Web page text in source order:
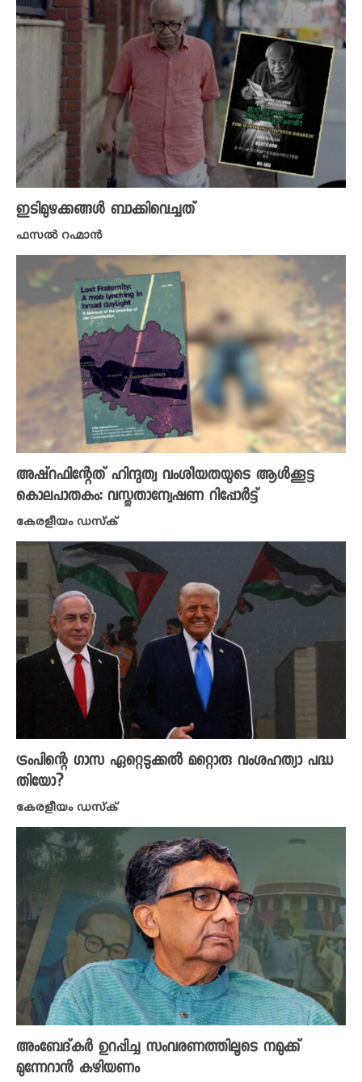
ഇടിമുഴക്കങ്ങൾ ബാക്കിവെച്ചത്
ഫസൽ റഹ്മാൻ
അഷ്റഫിന്റേത് ഹിന്ദുത്വ വംശീയതയുടെ ആൾക്കൂട്ട
കൊലപാതകം: വസ്തുതാന്വേഷണ റിപ്പോർട്ട്
കേരളീയം ഡസ്ക്
ട്രംപിന്റെ ഗാസ ഏറ്റെടുക്കൽ മറ്റൊരു വംശഹത്യാ പദ്ധ
തിയോ?
കേരളീയം ഡസ്ക്
അംബേദ്കർ ഉറപ്പിച്ച സംവരണത്തിലൂടെ നമുക്ക്
മുന്നേറാൻ കഴിയണം